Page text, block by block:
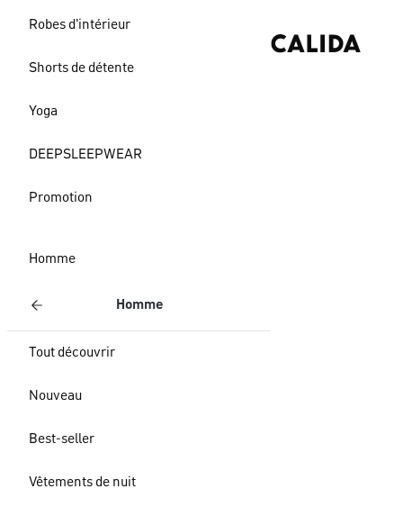
Robes d'intérieur
Shorts de détente
Yoga
DEEPSLEEPWEAR
Promotion
Homme
Homme
Tout découvrir
Nouveau
Best-seller
Vêtements de nuit